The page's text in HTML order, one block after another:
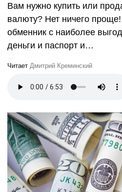
Вам нужно купить или
валюту? Нет ничего
обменник с наиболее
деньги и паспорт и…
Читает Дмитрий Креминский